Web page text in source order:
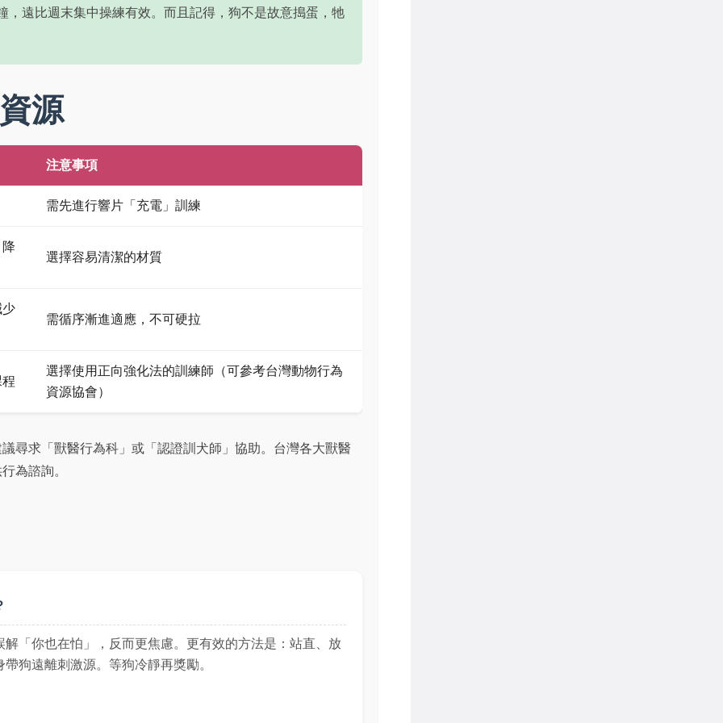
，遠比週末集中操練有效。而且記得，狗不是故意搗蛋，牠
源
注意事項
需先進行響片「充電」訓練
選擇容易清潔的材質
少
需循序漸進適應，不可硬拉
選擇使用正向強化法的訓練師（可參考台灣動物行為
資源協會）
尋求「獸醫行為科」或「認證訓犬師」協助。台灣各大獸醫
為諮詢。
「你也在怕」，反而更焦慮。更有效的方法是：站直、放
狗遠離刺激源。等狗冷靜再獎勵。